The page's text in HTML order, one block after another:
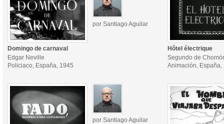
por Santiago Aguilar
Domingo de carnaval
Edgar Neville
Policiaco, España, 1945
Hôtel électrique
Segundo de
Animación, España,
por Santiago Aguilar